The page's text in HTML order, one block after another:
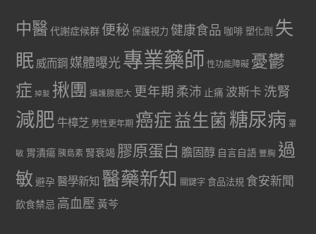
中醫代謝症候群 便秘 保護視力 健康食品 咖啡 塑化劑 失
眠 威而鋼 媒體曝光專業藥師 性功能障礙 憂鬱
症 掉髮 揪團 攝護腺肥大 更年期 柔沛 止痛 波斯卡 洗腎
減肥 牛樟芝 男性更年期 癌症益生菌 糖尿病 罩
敏 胃潰瘍 胰島素 腎衰竭 膠原蛋白 膽固醇 自言自語 豐胸 過
敏 避孕 醫學新知 醫藥新知 關鍵字 食品法規 食安新聞
飲食禁忌 高血壓 黃芩